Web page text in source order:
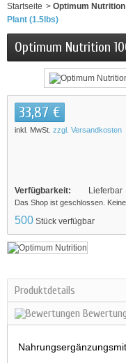
Startseite > Optimum Nutrition
Plant (1.5lbs)
Optimum Nutrition
33,87 €
inkl. MwSt. zzgl. Versandkosten
Verfügbarkeit: Lieferbar
Das Shop ist geschlossen.
500 Stück verfügbar
Produktdetails